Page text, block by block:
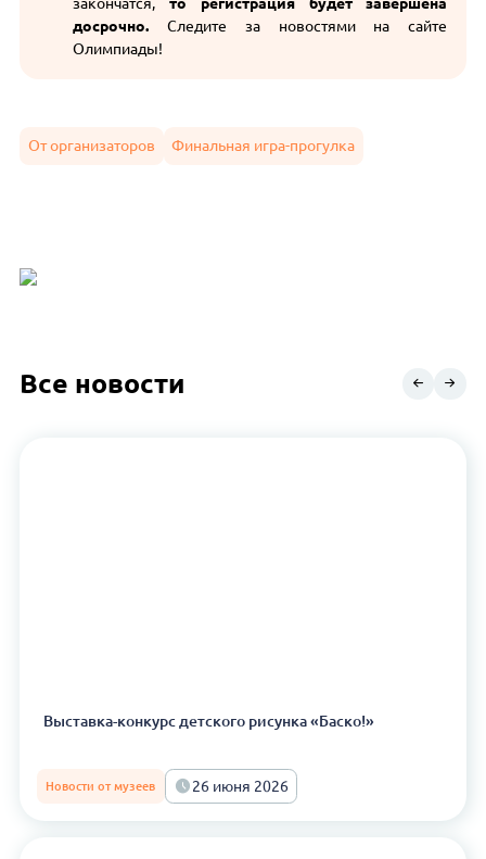
досрочно.Следите за новостями на сайте
Олимпиады!
От организаторов Финальная игра-прогулка
Все новости
Выставка-конкурс детского рисунка «Баско!»
Новости от музеев 26 июня 2026